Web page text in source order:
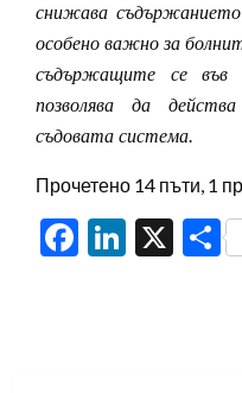
снижава
особено важно за
съдържащите се във
позволява да
съдовата система.
Прочетено 14 пъти, 1
Facebook
LinkedIn
X